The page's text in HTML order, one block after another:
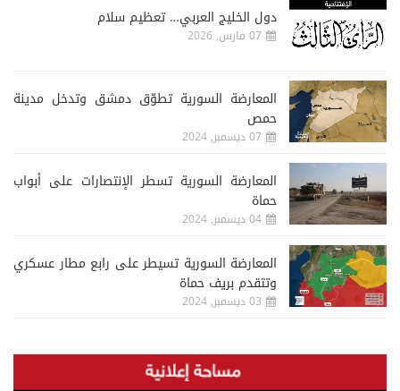
دول الخليج العربي… تعظيم سلام
07 مارس, 2026
المعارضة السورية تطوّق دمشق وتدخل مدينة
حمص
07 ديسمبر, 2024
المعارضة السورية تسطر الإنتصارات على أبواب
حماة
04 ديسمبر, 2024
المعارضة السورية تسيطر على رابع مطار عسكري
وتتقدم بريف حماة
03 ديسمبر, 2024